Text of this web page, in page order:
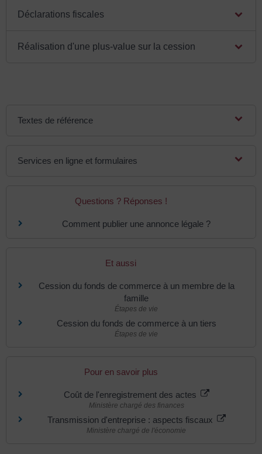
Déclarations fiscales
Réalisation d'une plus-value sur la cession
Textes de référence
Services en ligne et formulaires
Questions ? Réponses !
Comment publier une annonce légale ?
Et aussi
Cession du fonds de commerce à un membre de la
famille
Étapes de vie
Cession du fonds de commerce à un tiers
Étapes de vie
Pour en savoir plus
Coût de l'enregistrement des actes
Ministère chargé des finances
Transmission d'entreprise : aspects fiscaux
Ministère chargé de l'économie